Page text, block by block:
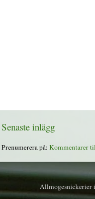
Senaste inlägg
Prenumerera på: Kommentarer
Allmogesnickerier